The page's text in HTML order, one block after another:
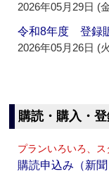
2026年05月29日 (
令和8年度 登録
2026年05月26日 (
購読・購入・
プランいろいろ、
購読申込み（新聞